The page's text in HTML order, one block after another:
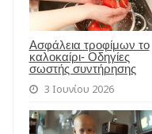
Ασφάλεια τροφίμων το
καλοκαίρι- Οδηγίες
σωστής συντήρησης
3 Ιουνίου 2026